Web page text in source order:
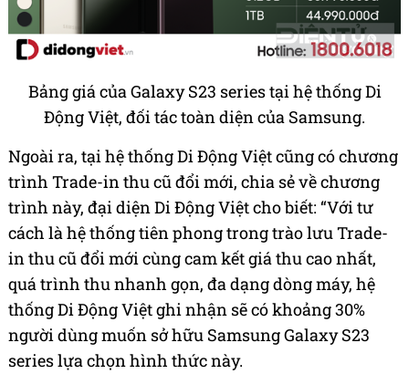
Bảng giá của Galaxy S23 series tại hệ thống Di
Động Việt, đối tác toàn diện của Samsung.
Ngoài ra, tại hệ thống Di Động Việt cũng có chương
trình Trade-in thu cũ đổi mới, chia sẻ về chương
trình này, đại diện Di Động Việt cho biết: “Với tư
cách là hệ thống tiên phong trong trào lưu Trade-
in thu cũ đổi mới cùng cam kết giá thu cao nhất,
quá trình thu nhanh gọn, đa dạng dòng máy, hệ
thống Di Động Việt ghi nhận sẽ có khoảng 30%
người dùng muốn sở hữu Samsung Galaxy S23
series lựa chọn hình thức này.